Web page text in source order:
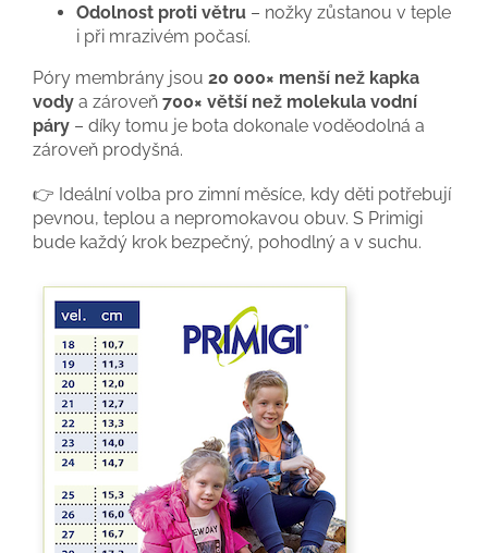
Odolnost proti větru – nožky zůstanou v teple
i při mrazivém počasí.
Póry membrány jsou 20 000× menší než kapka
vody a zároveň 700× větší než molekula vodní
páry – díky tomu je bota dokonale voděodolná a
zároveň prodyšná.
👉 Ideální volba pro zimní měsíce, kdy děti potřebují
pevnou, teplou a nepromokavou obuv. S Primigi
bude každý krok bezpečný, pohodlný a v suchu.